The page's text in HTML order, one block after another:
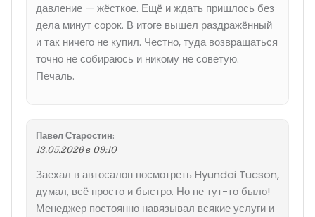
давление — жёсткое. Ещё и ждать пришлось без
дела минут сорок. В итоге вышел раздражённый
и так ничего не купил. Честно, туда возвращаться
точно не собираюсь и никому не советую.
Печаль.
Павел Старостин:
13.05.2026 в 09:10
Заехал в автосалон посмотреть Hyundai Tucson,
думал, всё просто и быстро. Но не тут-то было!
Менеджер постоянно навязывал всякие услуги и